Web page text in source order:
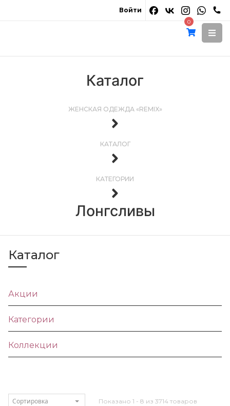
Войти
0
Каталог
ЖЕНСКАЯ ОДЕЖДА «REMIX»
КАТАЛОГ
КАТЕГОРИИ
Лонгсливы
Каталог
Акции
Категории
Коллекции
Сортировка Показано 1 - 8 из 3714 товаров